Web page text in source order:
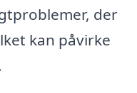
der
kan påvirke